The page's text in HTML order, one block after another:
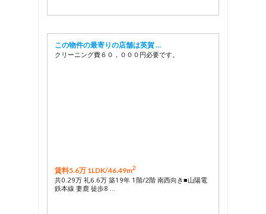
この物件の最寄りの店舗は英賀 …
クリーニング費６０，０００円必要です。
賃料5.6万 1LDK/46.49m2
共0.29万 礼6.6万 築19年 1階/2階 南西向き■山陽電
鉄本線 妻鹿 徒歩8 …